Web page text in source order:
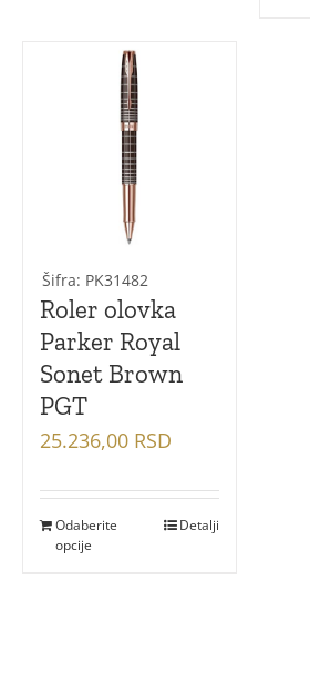
Šifra: PK31482
Roler olovka
Parker Royal
Sonet Brown
PGT
25.236,00 RSD
Odaberite
opcije
Detalji